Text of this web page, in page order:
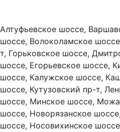
Алтуфьевское шоссе,
шоссе, Волоколамское
т, Горьковское шоссе,
шоссе, Егорьевское шоссе,
шоссе, Калужское шоссе,
шоссе, Кутузовский пр-т,
шоссе, Минское шоссе,
шоссе, Новорязанское
шоссе, Носовихинское